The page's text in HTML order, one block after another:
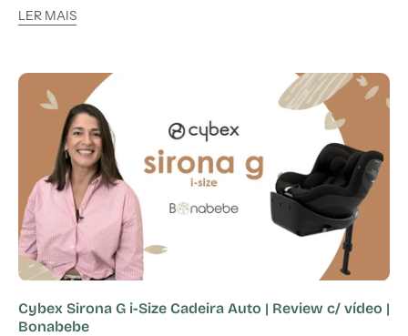
auto e produtos essenciais com ofertas exclusivas. Descontos
Imperdíveis Durante a Black November A Black November na
LER MAIS
Cybex Sirona G i-Size Cadeira Auto | Review c/ vídeo |
Bonabebe